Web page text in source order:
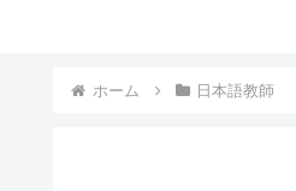
ホーム 日本語教師